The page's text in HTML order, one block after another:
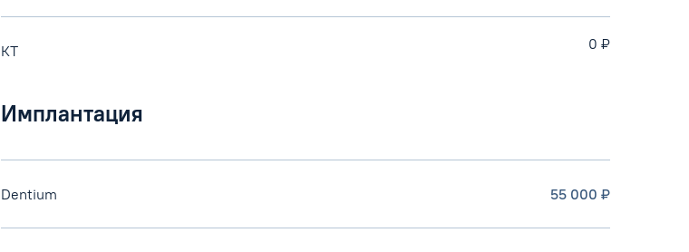
КТ 0 ₽
Имплантация
Dentium 55 000 ₽